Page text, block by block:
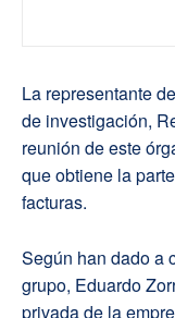
La representante de
de investigación,
reunión de este
que obtiene la
facturas.
Según han dado a
grupo, Eduardo
privada de la